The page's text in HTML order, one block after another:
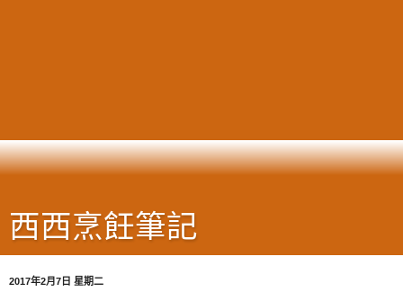
西西烹飪筆記
2017年2月7日 星期二